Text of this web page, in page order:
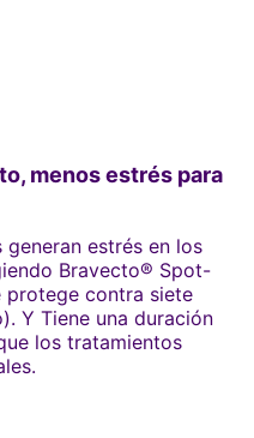
menos estrés para
estrés en los
Bravecto® Spot-
protege contra siete
Y Tiene una duración
los tratamientos